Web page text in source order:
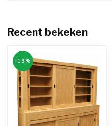
Recent bekeken
-13%